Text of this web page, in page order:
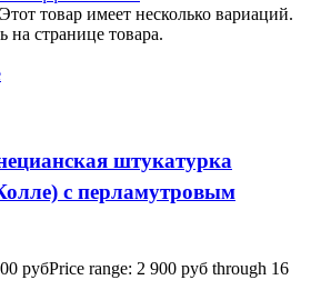
Этот товар имеет несколько вариаций.
странице товара.
штукатурка
с перламутровым
рубPrice range: 2 900 руб through 16